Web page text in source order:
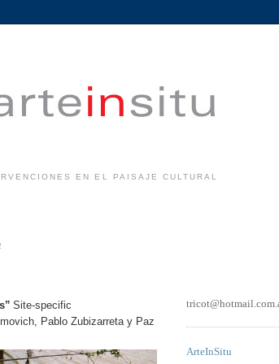
EN EL PAISAJE CULTURAL
Site-specific
Pablo Zubizarreta y Paz
ArteInSitu